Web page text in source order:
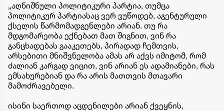
„აღნიშნული პოლიტიკური პარტია, თუმცა
პოლიტიკურ პარტიასაც ვერ ვუწოდებ, აგენტურული
ქსელის წარმომადგენლები არიან. თუ რა
მდგომარეობა ექნებათ მათ შიგნით, ვინ რა
განცხადებას გააკეთებს, პირადად ჩემთვის,
არსებითი მნიშვნელობა ამას არ აქვს იმიტომ, რომ
ძალიან კარგად ვიცით, ვინ არიან ეს ადამიანები, რას
ემსახურებიან და რა არის მათთვის მთავარი
მამოძრავებელი.
ისინი საერთოდ აცდენილები არიან ქვეყნის,